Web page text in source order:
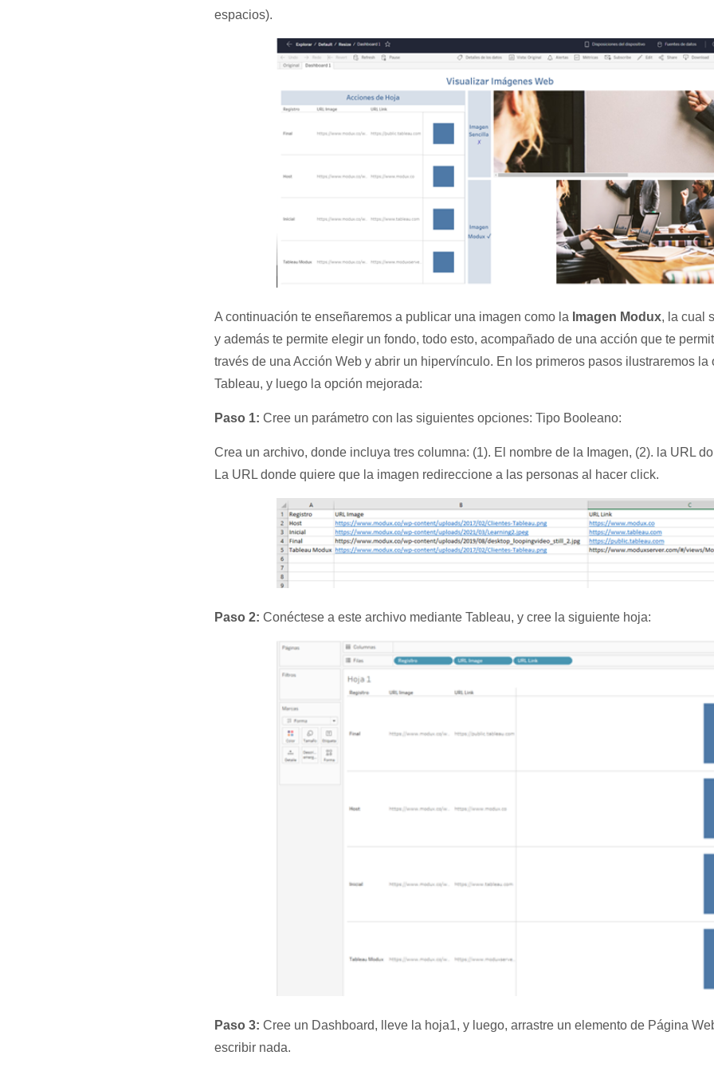
espacios).
A continuación te enseñaremos a publicar una imagen como la Imagen Modux, la cual
y además te permite elegir un fondo, todo esto, acompañado de una acción que te
través de una Acción Web y abrir un hipervínculo. En los primeros pasos ilustraremos la
Tableau, y luego la opción mejorada:
Paso 1: Cree un parámetro con las siguientes opciones: Tipo Booleano:
Crea un archivo, donde incluya tres columna: (1). El nombre de la Imagen, (2). la URL
La URL donde quiere que la imagen redireccione a las personas al hacer click.
Paso 2: Conéctese a este archivo mediante Tableau, y cree la siguiente hoja:
Paso 3: Cree un Dashboard, lleve la hoja1, y luego, arrastre un elemento de Página
escribir nada.